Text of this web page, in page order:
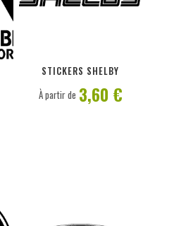
STICKERS SHELBY
À partir de 3,60 €